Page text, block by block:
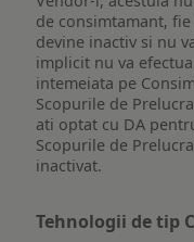
de consimtamant,
devine inactiv si nu
implicit nu va
intemeiata pe
Scopurile de
ati optat cu DA
Scopurile de
inactivat.
Tehnologii de tip